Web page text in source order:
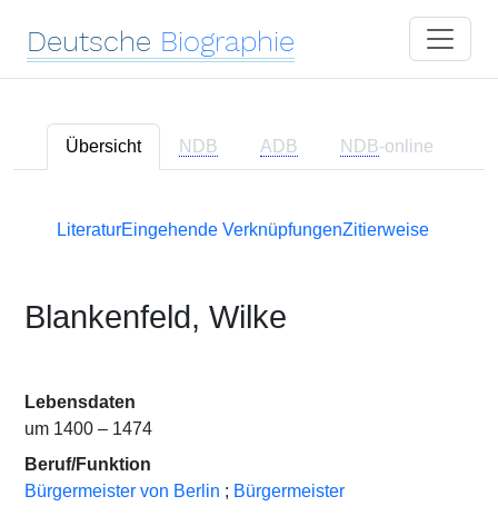
Deutsche Biographie
Übersicht NDB ADB NDB-online
LiteraturEingehende VerknüpfungenZitierweise
Blankenfeld, Wilke
Lebensdaten
um 1400 – 1474
Beruf/Funktion
Bürgermeister von Berlin ; Bürgermeister